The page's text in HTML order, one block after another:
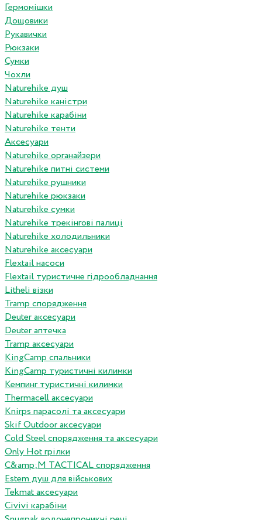
Гермомішки
Дощовики
Рукавички
Рюкзаки
Сумки
Чохли
Naturehike душ
Naturehike каністри
Naturehike карабіни
Naturehike тенти
Аксесуари
Naturehike органайзери
Naturehike питні системи
Naturehike рушники
Naturehike рюкзаки
Naturehike сумки
Naturehike трекінгові палиці
Naturehike холодильники
Naturehike аксесуари
Flextail насоси
Flextail туристичне гідрообладнання
Litheli візки
Tramp спорядження
Deuter аксесуари
Deuter аптечка
Tramp аксесуари
KingCamp спальники
KingCamp туристичні килимки
Кемпинг туристичні килимки
Thermacell аксесуари
Knirps парасолі та аксесуари
Skif Outdoor аксесуари
Cold Steel спорядження та аксесуари
Only Hot грілки
C&amp;M TACTICAL спорядження
Estem душ для військових
Tekmat аксесуари
Сivivi карабіни